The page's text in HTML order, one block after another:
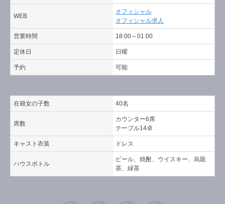
WEB
オフィシャル
オフィシャル求人
営業時間 18:00～01:00
定休日 日曜
予約 可能
在籍女の子数 40名
席数
カウンター6席
テーブル14卓
キャスト衣装 ドレス
ハウスボトル
ビール、焼酎、ウイスキー、烏龍
茶、緑茶